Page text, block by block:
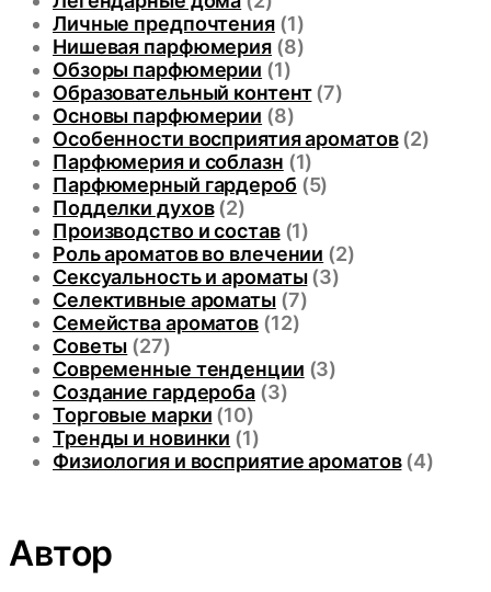
Личные предпочтения(1)
Нишевая парфюмерия(8)
Обзоры парфюмерии (1)
Образовательный контент(7)
Основы парфюмерии (8)
Особенности восприятия ароматов(2)
Парфюмерия и соблазн (1)
Парфюмерный гардероб (5)
Подделки духов(2)
Производство и состав(1)
Роль ароматов во влечении (2)
Сексуальность и ароматы(3)
Селективные ароматы(7)
Семейства ароматов(12)
Советы (27)
Современные тенденции (3)
Создание гардероба(3)
Торговые марки (10)
Тренды и новинки (1)
Физиология и восприятие ароматов(4)
Автор